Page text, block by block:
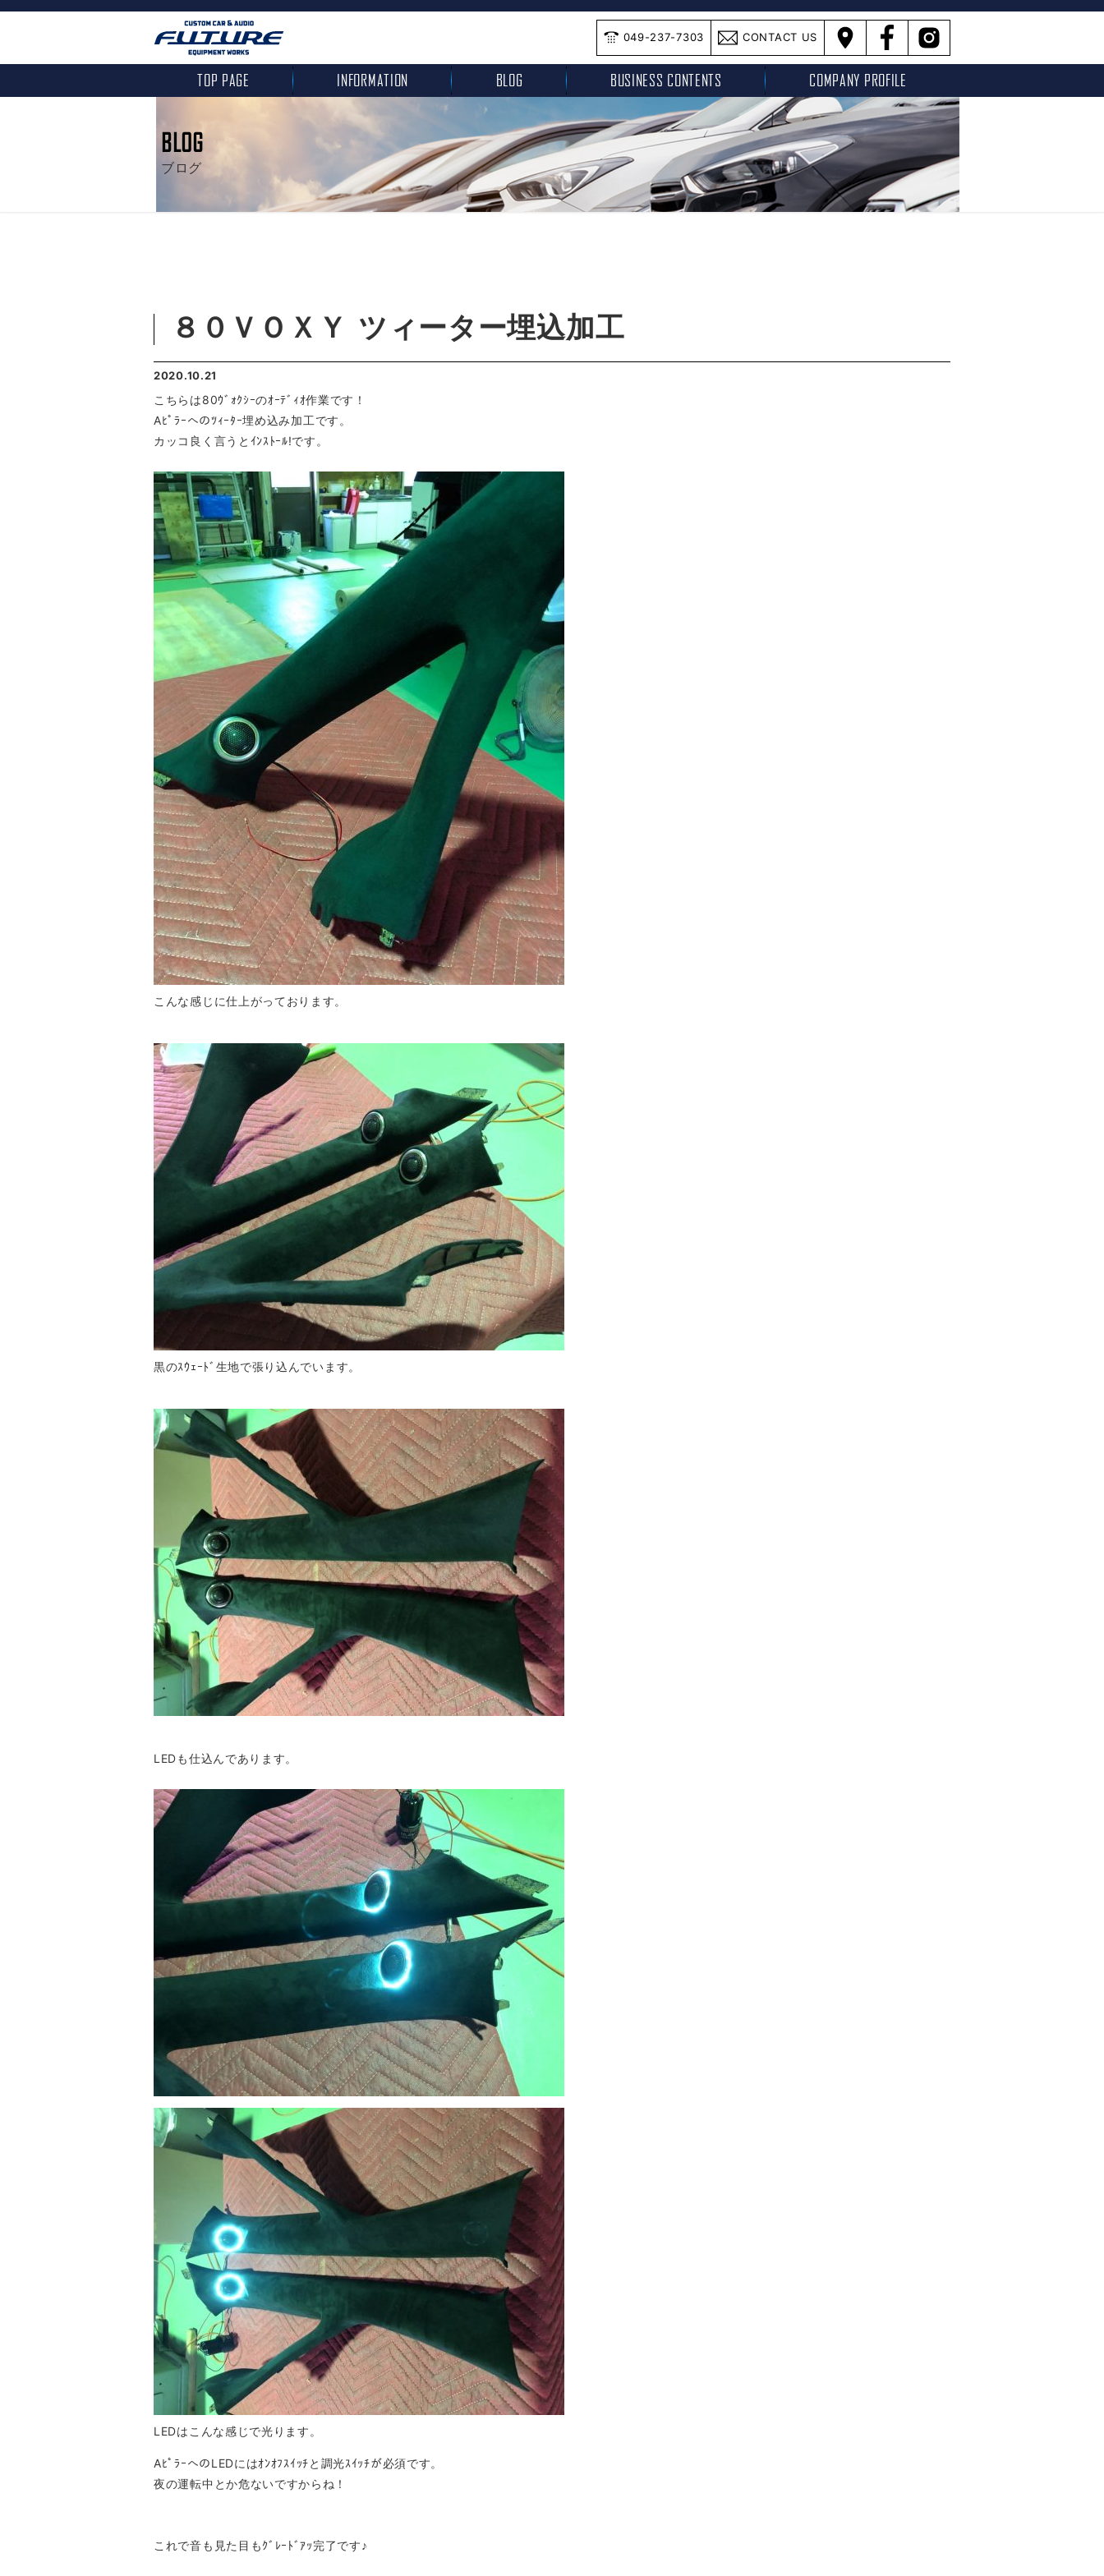
049-237-7303 CONTACT US
TOP PAGE INFORMATION BLOG BUSINESS CONTENTS COMPANY PROFILE
BLOG
ブログ
８０ＶＯＸＹ ツィーター埋込加工
2020.10.21
こちらは80ｳﾞｫｸｼｰのｵｰﾃﾞｨｵ作業です！
Aﾋﾟﾗｰへのﾂｨｰﾀｰ埋め込み加工です。
カッコ良く言うとｲﾝｽﾄｰﾙ!です。
こんな感じに仕上がっております。
黒のｽｳｪｰﾄﾞ生地で張り込んでいます。
LEDも仕込んであります。
LEDはこんな感じで光ります。
AﾋﾟﾗｰへのLEDにはｵﾝｵﾌｽｲｯﾁと調光ｽｲｯﾁが必須です。
夜の運転中とか危ないですからね！
これで音も見た目もｸﾞﾚｰﾄﾞｱｯ完了です♪